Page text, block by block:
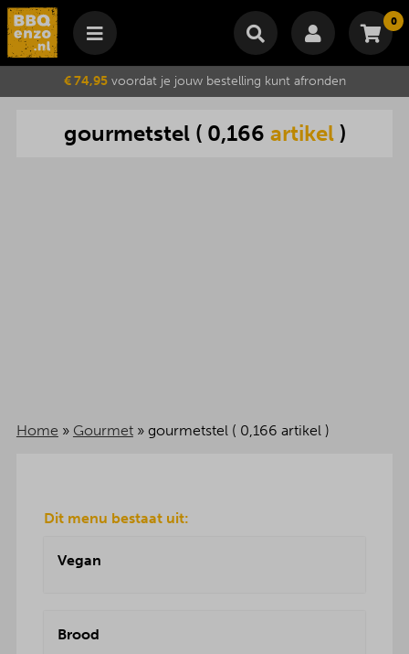
0
Winkelmand
Je winkelwagen is momenteel leeg.
Subtotaal €
Wijzig winkelmand Bestellen
€ 74,95voordat je jouw bestelling kunt afronden
gourmetstel( 0,166 artikel)
Home » Gourmet» gourmetstel ( 0,166 artikel )
Dit menu bestaat uit:
Vegan
Brood